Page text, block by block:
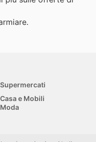
Supermercati
Casa e Mobili
Moda